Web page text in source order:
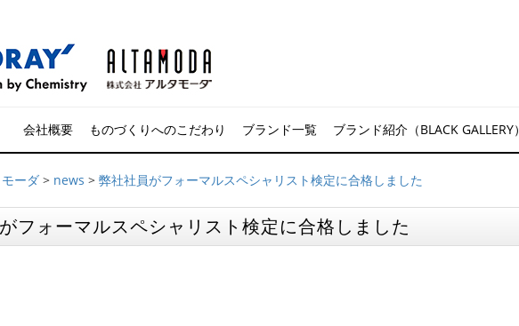
会社概要 ものづくりへのこだわり ブランド一覧 ブランド紹介（BLACK GALLERY）
ーダ > news > 弊社社員がフォーマルスペシャリスト検定に合格しました
フォーマルスペシャリスト検定に合格しました